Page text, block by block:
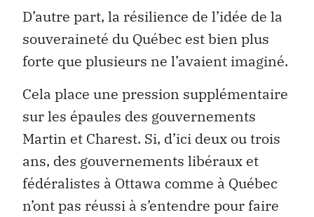
D’autre part, la résilience de l’idée de la
souveraineté du Québec est bien plus
forte que plusieurs ne l’avaient imaginé.
Cela place une pression supplémentaire
sur les épaules des gouvernements
Martin et Charest. Si, d’ici deux ou trois
ans, des gouvernements libéraux et
fédéralistes à Ottawa comme à Québec
n’ont pas réussi à s’entendre pour faire